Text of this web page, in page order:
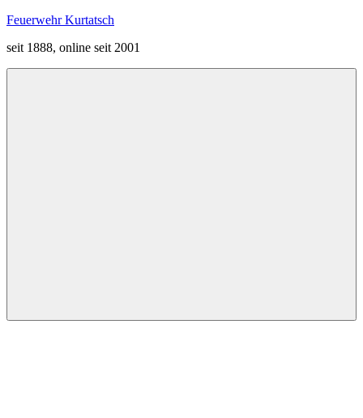
Zum
springen
Feuerwehr Kurtatsch
seit 1888, online seit 2001